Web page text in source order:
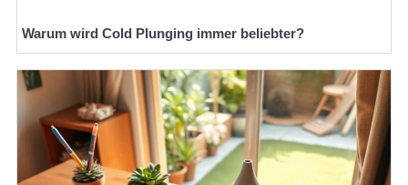
Warum wird Cold Plunging immer beliebter?